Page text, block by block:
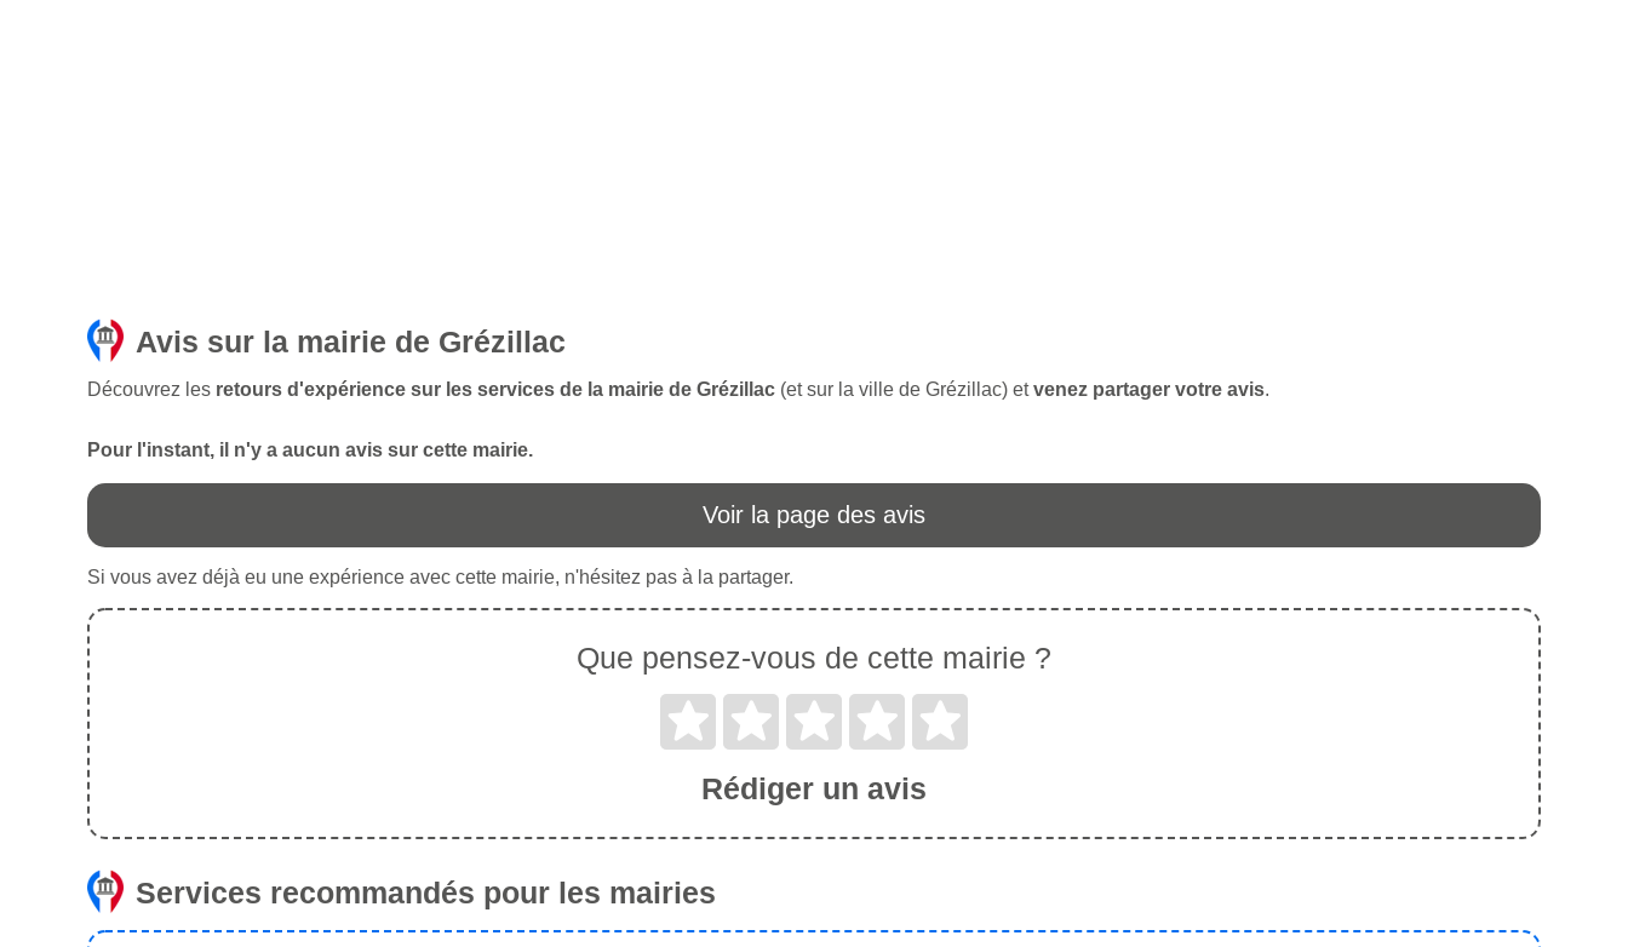
Avis sur la mairie de Grézillac
Découvrez les retours d'expérience sur les services de la mairie de Grézillac (et sur la ville de Grézillac) etvenez partager votre avis.
Pour l'instant, il n'y a aucun avis sur cette mairie.
Voir la page des avis
Si vous avez déjà eu une expérience avec cette mairie, n'hésitez pas à la partager.
Que pensez-vous de cette mairie ?
Rédiger un avis
Services recommandés pour les mairies